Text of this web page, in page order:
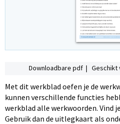
Downloadbare pdf | Geschikt
Met dit werkblad oefen je de
kunnen verschillende functies
werkblad alle werkwoorden. Vind
Gebruik dan de uitlegkaart als